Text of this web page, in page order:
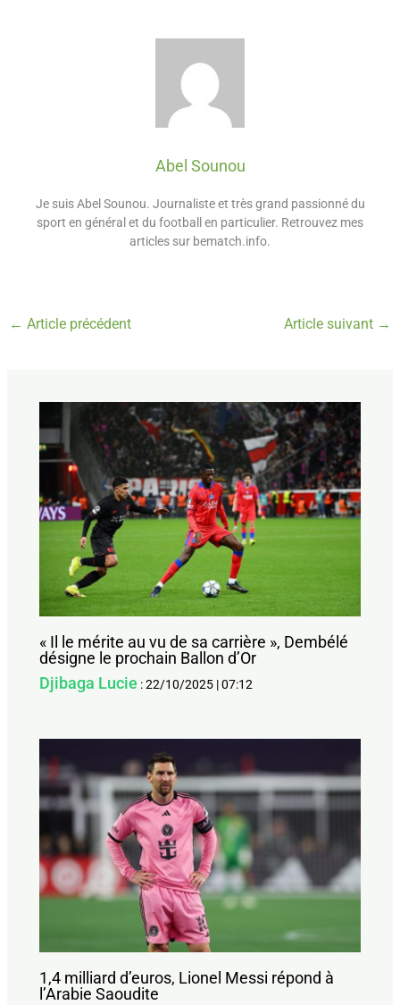
Abel Sounou
Je suis Abel Sounou. Journaliste et très grand passionné du
sport en général et du football en particulier. Retrouvez mes
articles sur bematch.info.
← Article précédent Article suivant →
« Il le mérite au vu de sa carrière », Dembélé
désigne le prochain Ballon d’Or
Djibaga Lucie :22/10/2025 |07:12
1,4 milliard d’euros, Lionel Messi répond à
l’Arabie Saoudite